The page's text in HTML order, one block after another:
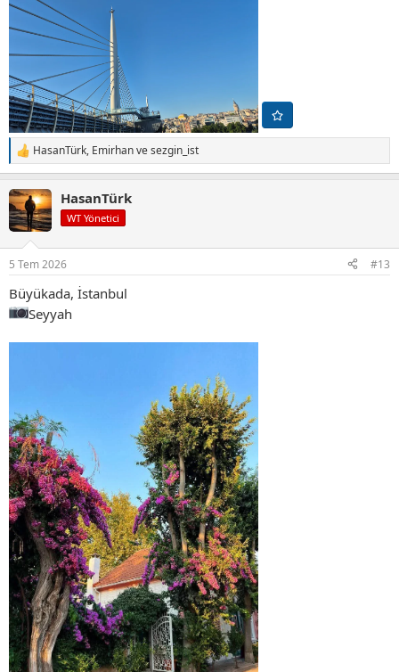
T
e
k
i
l
HasanTürk, Emirhanvesezgin_ist
HasanTürk
WT Yönetici
5 Tem 2026 #13
Büyükada, İstanbul
Seyyah